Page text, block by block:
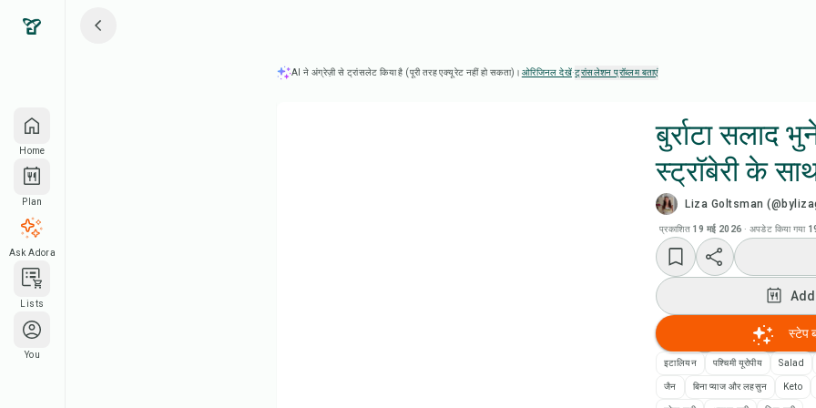
Home
Plan
Ask Adora
Lists
You
AI ने अंग्रेज़ी से ट्रांसलेट किया है (पूरी तरह एक्यूरेट नहीं हो सकता)। ओरिजिनल देखें·ट्रांसलेशन प्रॉब्लम बताएं
बुर्राटा सलाद
स्ट्रॉबेरी के
Liza Goltsman
प्रकाशित 19 मई 2026 · अपडेट किया गया
स्टेप
इटालियन पश्चिमी यूरोपीय Salad
जैन बिना प्याज और लहसुन Keto